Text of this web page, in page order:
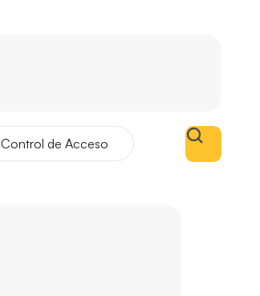
Control de Acceso